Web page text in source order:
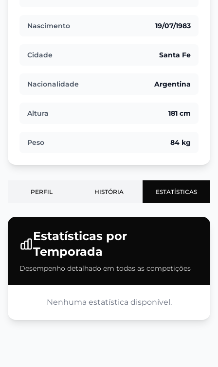
Nascimento 19/07/1983
Cidade Santa Fe
Nacionalidade Argentina
Altura 181 cm
Peso 84 kg
PERFIL HISTÓRIA ESTATÍSTICAS
Estatísticas por
Temporada
Desempenho detalhado em todas as competições
Nenhuma estatística disponível.